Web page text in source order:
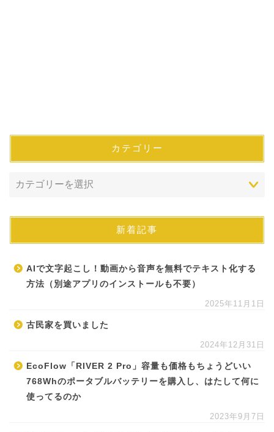
カテゴリー
新着記事
AIで文字起こし！動画から音声を無料でテキスト化する
方法（別途アプリのインストールも不要）
2025年11月1日
古民家を買いました
2024年12月31日
EcoFlow「RIVER 2 Pro」容量も価格もちょうどいい
768Whのポータブルバッテリーを購入し、はたして何に
使ってるのか
2023年9月7日